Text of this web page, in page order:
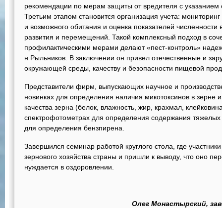
рекомендации по мерам защиты от вредителя с
Третьим этапом становится организация учета:
и возможного обитания и оценка показателей численности
развития и перемещений. Такой комплексный подход в
профилактическими мерами делают «пест-контроль»
н Рыльников. В заключении он привел отечественные и
окружающей среды, качеству и безопасности пищевой
Представители фирм, выпускающих научное и
новинках для определения наличия микотоксинов в зерне
качества зерна (белок, влажность, жир, крахмал,
спектрофотометрах для определения содержания
для определения бензпирена.
Завершился семинар работой круглого стола, где
зернового хозяйства страны и пришли к выводу, что оно
нуждается в оздоровлении.
Олег Монастырский,